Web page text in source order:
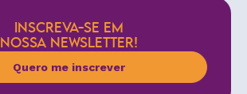
INSCREVA-SE EM
NOSSA NEWSLETTER!
Quero me inscrever